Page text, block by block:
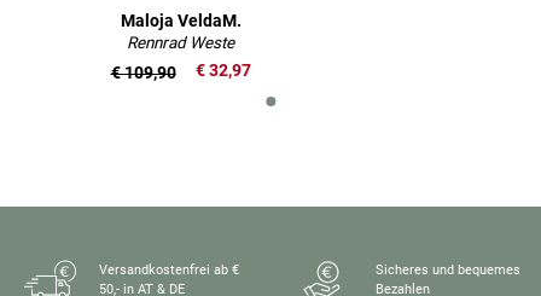
Maloja VeldaM.
Rennrad Weste
€ 32,97
€ 109,90
Versandkostenfrei ab €
50,- in AT & DE
Sicheres und bequemes
Bezahlen